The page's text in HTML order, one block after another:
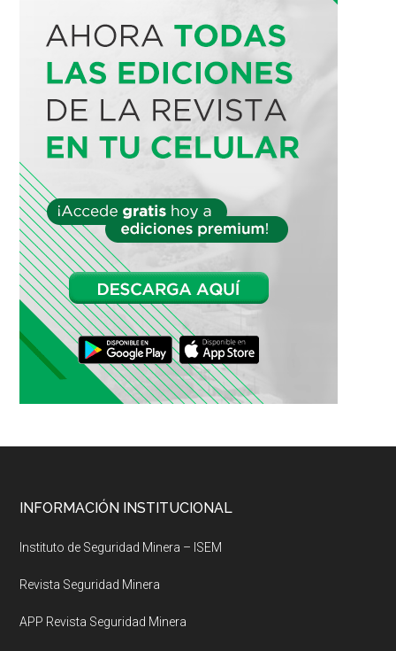
Footer
INFORMACIÓN INSTITUCIONAL
Instituto de Seguridad Minera – ISEM
Revista Seguridad Minera
APP Revista Seguridad Minera